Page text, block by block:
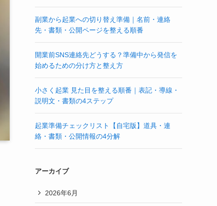
副業から起業への切り替え準備｜名前・連絡
先・書類・公開ページを整える順番
開業前SNS連絡先どうする？準備中から発信を
始めるための分け方と整え方
小さく起業 見た目を整える順番｜表記・導線・
説明文・書類の4ステップ
起業準備チェックリスト【自宅版】道具・連
絡・書類・公開情報の4分解
アーカイブ
2026年6月